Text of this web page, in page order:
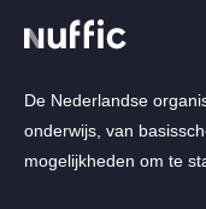
De Nederlandse
onderwijs, van
mogelijkheden om te